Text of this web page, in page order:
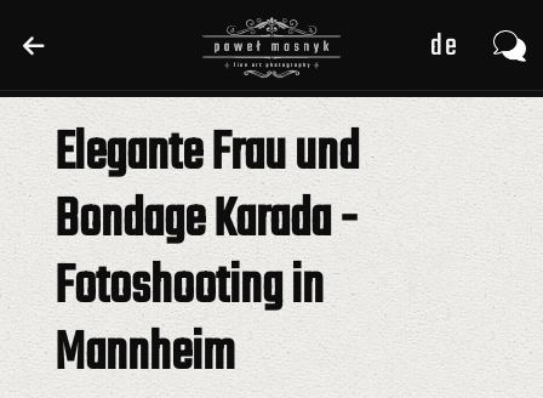
de
pl
en
de
pl
en
Elegante Frau und
Bondage Karada -
Fotoshooting in
Mannheim